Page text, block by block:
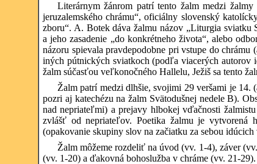
Literárnym žánrom patrí tento žalm medzi
jeruzalemského chrámu“, oficiálny slovenský
zboru“. A. Botek dáva žalmu názov „Liturgia sviatku
a jeho zasadenie „do konkrétneho života“, alebo
názoru spievala pravdepodobne pri vstupe do
iných pútnických sviatkoch (podľa viacerých autorov
žalm súčasťou veľkonočného Hallelu, Ježiš sa tento
Žalm patrí medzi dlhšie, svojimi 29 veršami je 14.
pozri aj katechézu na žalm Svätodušnej nedele B).
nad nepriateľmi) a prejavy hlbokej vďačnosti
zvlášť od nepriateľov. Poetika žalmu je vytvorená
(opakovanie skupiny slov na začiatku za sebou
Žalm môžeme rozdeliť na úvod (vv. 1-4), záver
(vv. 1-20) a ďakovná bohoslužba v chráme (vv. 21-29).